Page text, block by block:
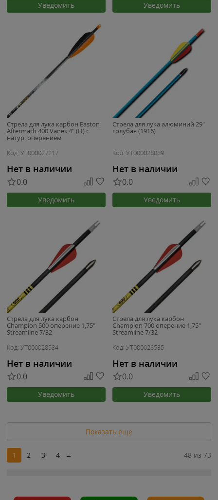
Уведомить Уведомить
Стрела для лука карбон Easton
Aftermath 400 Vanes 4" (H) с
натур. оперением
Код: УТ000027217
Нет в наличии
0.0
Уведомить
Стрела для лука алюминий 29"
голубая (1916)
Код: УТ000028089
Нет в наличии
0.0
Уведомить
Стрела для лука карбон
Champion 500 оперение 1,75"
Streamline 7/32
Код: УТ000028534
Нет в наличии
0.0
Уведомить
Стрела для лука карбон
Champion 700 оперение 1,75"
Streamline 7/32
Код: УТ000028535
Нет в наличии
0.0
Уведомить
Показать еще
1 2 3 4 → 48 из 73